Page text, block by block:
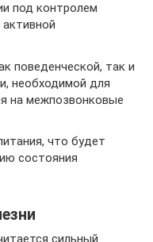
под контролем
поведенческой, так и
необходимой для
на межпозвонковые
что будет
состояния
сильный